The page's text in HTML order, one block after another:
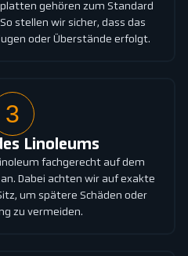
gehören zum Standard
stellen wir sicher, dass das
oder Überstände erfolgt.
3
Linoleums
fachgerecht auf dem
Dabei achten wir auf exakte
um spätere Schäden oder
zu vermeiden.